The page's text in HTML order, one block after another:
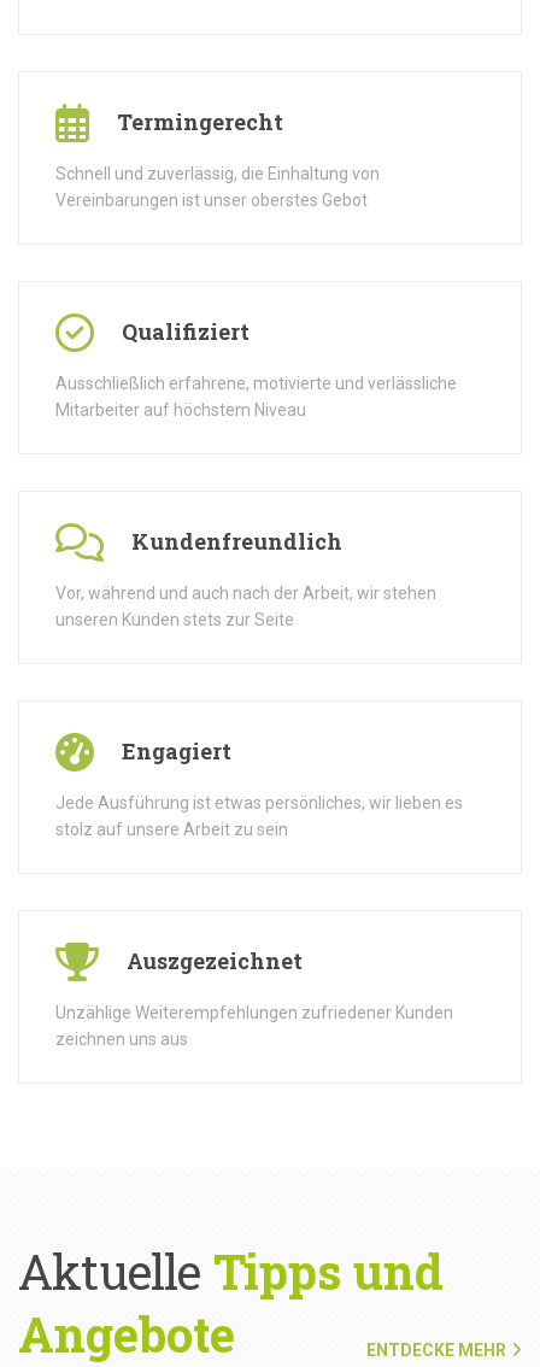
Termingerecht
Schnell und zuverlässig, die Einhaltung von
Vereinbarungen ist unser oberstes Gebot
Qualifiziert
Ausschließlich erfahrene, motivierte und verlässliche
Mitarbeiter auf höchstem Niveau
Kundenfreundlich
Vor, während und auch nach der Arbeit, wir stehen
unseren Kunden stets zur Seite
Engagiert
Jede Ausführung ist etwas persönliches, wir lieben es
stolz auf unsere Arbeit zu sein
Auszgezeichnet
Unzählige Weiterempfehlungen zufriedener Kunden
zeichnen uns aus
Aktuelle Tipps und
Angebote
ENTDECKE MEHR